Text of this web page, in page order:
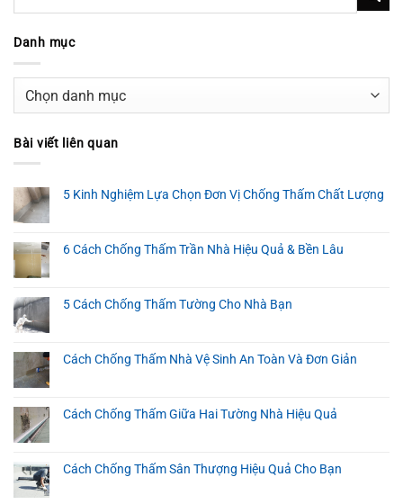
Danh mục
mục
Bài viết liên quan
5 Kinh Nghiệm Lựa Chọn Đơn Vị Chống Thấm Chất Lượng
6 Cách Chống Thấm Trần Nhà Hiệu Quả & Bền Lâu
5 Cách Chống Thấm Tường Cho Nhà Bạn
Cách Chống Thấm Nhà Vệ Sinh An Toàn Và Đơn Giản
Cách Chống Thấm Giữa Hai Tường Nhà Hiệu Quả
Cách Chống Thấm Sân Thượng Hiệu Quả Cho Bạn